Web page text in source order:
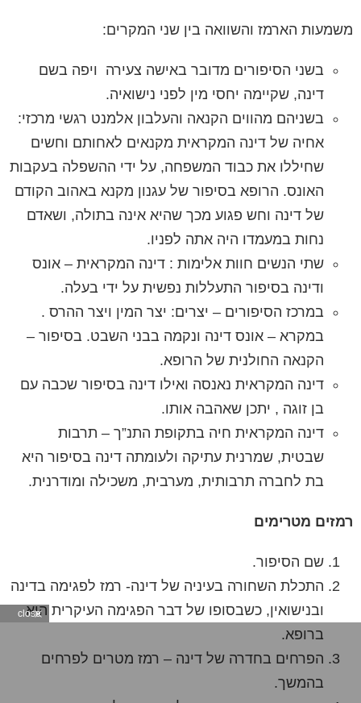
משמעות הארמז והשוואה בין שני המקרים:
בשני הסיפורים מדובר באישה צעירה ויפה בשם
דינה, שקיימה יחסי מין לפני נישואיה.
בשניהם מהווים הקנאה והעלבון אלמנט רגשי מרכזי:
אחיה של דינה המקראית מקנאים לאחותם וחשים
שחיללו את כבוד המשפחה, על ידי ההשפלה בעקבות
האונס. הרופא בסיפור של עגנון מקנא באהוב הקודם
של דינה וחש פגוע מכך שהיא אינה בתולה, ושאדם
נחות במעמדו היה אתה לפניו.
שתי הנשים חוות אלימות : דינה המקראית – אונס
ודינה בסיפור התעללות נפשית על ידי בעלה.
במרכז הסיפורים – יצרים: יצר המין ויצר ההרס .
במקרא – אונס דינה ונקמה בבני השבט. בסיפור –
הקנאה החולנית של הרופא.
דינה המקראית נאנסה ואילו דינה בסיפור שכבה עם
בן זוגה , יתכן שאהבה אותו.
דינה המקראית חיה בתקופת התנ”ך – תרבות
שבטית, שמרנית עתיקה ולעומתה דינה בסיפור היא
בת לחברה תרבותית, מערבית, משכילה ומודרנית.
רמזים מטרימים
שם הסיפור.
התכלת השחורה בעיניה של דינה- רמז לפגימה בדינה
ובנישואין, כשבסופו של דבר הפגימה העיקרית היא
ברופא.
הפרחים בחדרה של דינה – רמז מטרים לפרחים
בהמשך.
close